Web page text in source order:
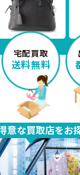
宅配買取
送料無料
意な買取店をお